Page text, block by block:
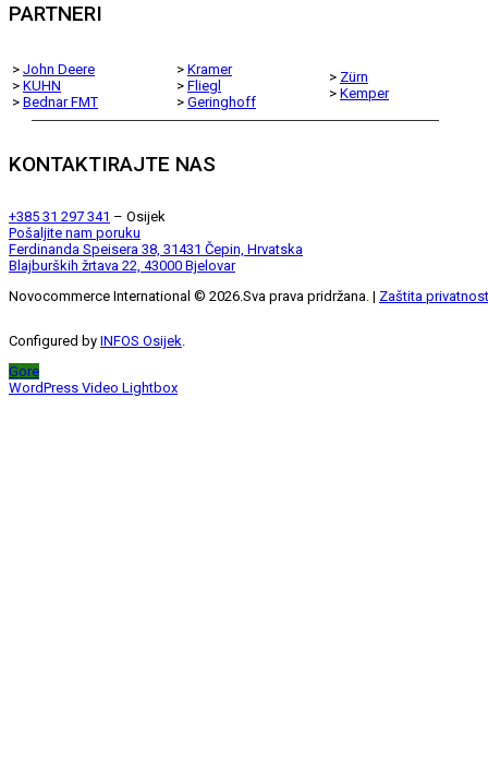
PARTNERI
> John Deere
> KUHN
> Bednar FMT
> Kramer
> Fliegl
> Geringhoff
> Zürn
> Kemper
KONTAKTIRAJTE NAS
+385 31 297 341 – Osijek
Pošaljite nam poruku
Ferdinanda Speisera 38, 31431 Čepin, Hrvatska
Blajburških žrtava 22, 43000 Bjelovar
Novocommerce International © 2026 .Sva prava pridržana. | Zaštita
Configured by INFOS Osijek
Gore
WordPress Video Lightbox